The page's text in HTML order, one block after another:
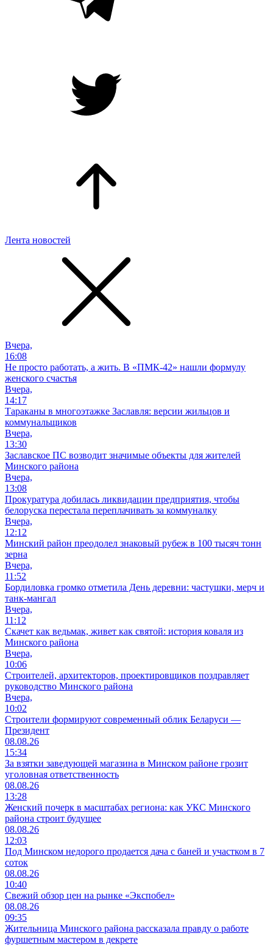
Лента новостей
Вчера,
16:08
Не просто работать, а жить. В «ПМК-42» нашли формулу
женского счастья
Вчера,
14:17
Тараканы в многоэтажке Заславля: версии жильцов и
коммунальщиков
Вчера,
13:30
Заславское ПС возводит значимые объекты для жителей
Минского района
Вчера,
13:08
Прокуратура добилась ликвидации предприятия, чтобы
белоруска перестала переплачивать за коммуналку
Вчера,
12:12
Минский район преодолел знаковый рубеж в 100 тысяч тонн
зерна
Вчера,
11:52
Бордиловка громко отметила День деревни: частушки, мерч и
танк-мангал
Вчера,
11:12
Скачет как ведьмак, живет как святой: история коваля из
Минского района
Вчера,
10:06
Cтроителей, архитекторов, проектировщиков поздравляет
руководство Минского района
Вчера,
10:02
Строители формируют современный облик Беларуси —
Президент
08.08.26
15:34
За взятки заведующей магазина в Минском районе грозит
уголовная ответственность
08.08.26
13:28
Женский почерк в масштабах региона: как УКС Минского
района строит будущее
08.08.26
12:03
Под Минском недорого продается дача с баней и участком в 7
соток
08.08.26
10:40
Свежий обзор цен на рынке «Экспобел»
08.08.26
09:35
Жительница Минского района рассказала правду о работе
фуршетным мастером в декрете